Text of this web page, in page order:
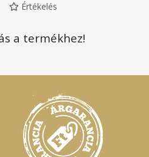
Értékelés
a termékhez!